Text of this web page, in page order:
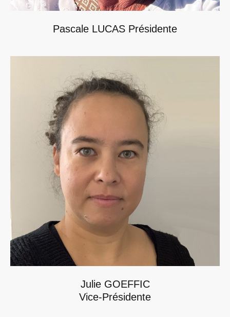
Pascale LUCAS Présidente
Julie GOEFFIC
Vice-Présidente